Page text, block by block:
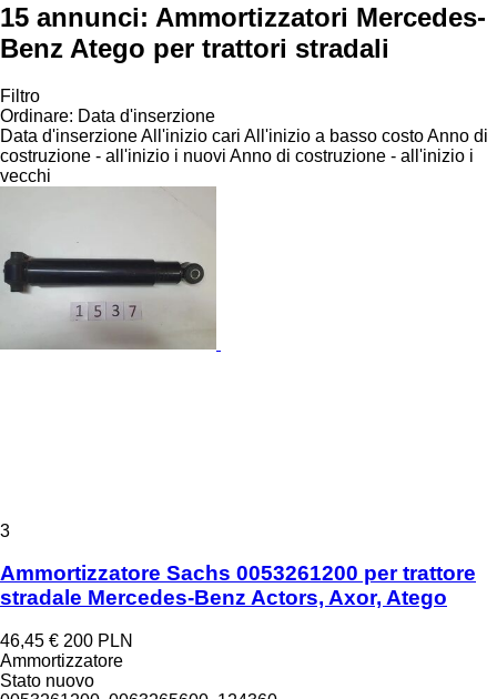
15 annunci: Ammortizzatori Mercedes-
Benz Atego per trattori stradali
Filtro
Ordinare: Data d'inserzione
Data d'inserzioneAll'inizio cari All'inizio a basso costoAnno di
costruzione - all'inizio i nuovi Anno di costruzione - all'inizio i
vecchi
3
Ammortizzatore Sachs 0053261200 per trattore
stradale Mercedes-Benz Actors, Axor, Atego
46,45 € 200 PLN
Ammortizzatore
Stato nuovo